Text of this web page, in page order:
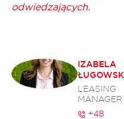
odwiedzających.
IZABELA
LEASING
MANAGER
+48